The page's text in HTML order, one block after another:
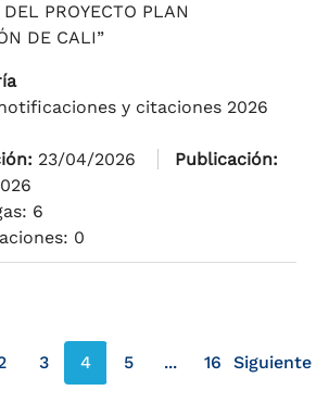
PROYECTO PLAN
DE CALI”
y citaciones 2026
23/04/2026
Publicación:
6
0
3 4 5 ... 16 Siguiente